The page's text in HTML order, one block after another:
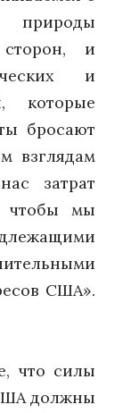
сторон, и
и
которые
бросают
взглядам
затрат
чтобы мы
США».
что силы
должны